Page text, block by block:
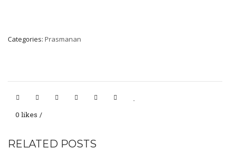
Categories: Prasmanan
0 likes
RELATED POSTS